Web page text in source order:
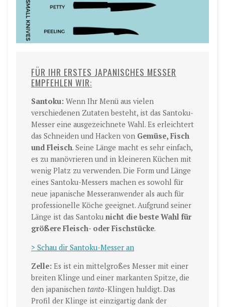
FÜR IHR ERSTES JAPANISCHES MESSER
EMPFEHLEN WIR:
Santoku: Wenn Ihr Menü aus vielen
verschiedenen Zutaten besteht, ist das Santoku-
Messer eine ausgezeichnete Wahl. Es erleichtert
das Schneiden und Hacken von Gemüse, Fisch
und Fleisch. Seine Länge macht es sehr einfach,
es zu manövrieren und in kleineren Küchen mit
wenig Platz zu verwenden. Die Form und Länge
eines Santoku-Messers machen es sowohl für
neue japanische Messeranwender als auch für
professionelle Köche geeignet. Aufgrund seiner
Länge ist das Santoku nicht die beste Wahl für
größere Fleisch- oder Fischstücke.
> Schau dir Santoku-Messer an
Zelle: Es ist ein mittelgroßes Messer mit einer
breiten Klinge und einer markanten Spitze, die
den japanischen tanto-Klingen huldigt. Das
Profil der Klinge ist einzigartig dank der